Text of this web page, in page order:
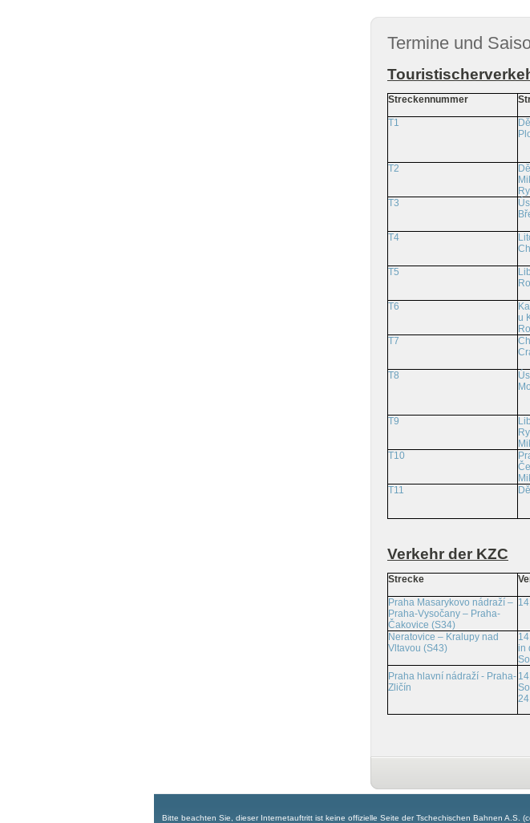
Termine und
Streckennummer
T1
T2
T3
T4
T5
T6
u
T7
T8
T9
T10
T11
Verkehr der KZC
Strecke
Praha Masarykovo nádraží –
Praha-Vysočany – Praha-
Čakovice (S34)
Neratovice – Kralupy nad
Vltavou (S43)
in
Praha hlavní nádraží - Praha-
Zličín
Bitte beachten Sie, dieser Internetauftritt ist keine offizielle Seite der Tschechischen Bahnen A.S.